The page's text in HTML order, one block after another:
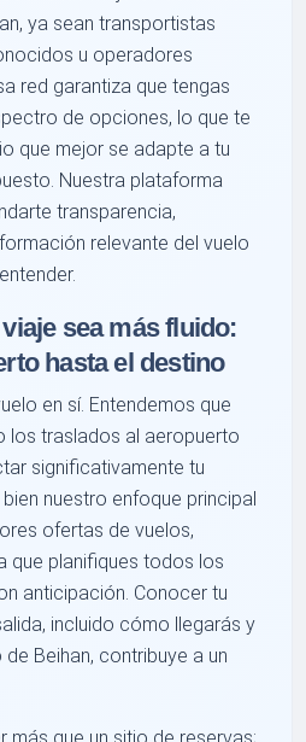
ya sean transportistas
u operadores
red garantiza que tengas
de opciones, lo que te
que mejor se adapte a tu
Nuestra plataforma
transparencia,
relevante del vuelo
sea más fluido:
hasta el destino
en sí. Entendemos que
los traslados al aeropuerto
significativamente tu
nuestro enfoque principal
ofertas de vuelos,
que planifiques todos los
anticipación. Conocer tu
incluido cómo llegarás y
Beihan, contribuye a un